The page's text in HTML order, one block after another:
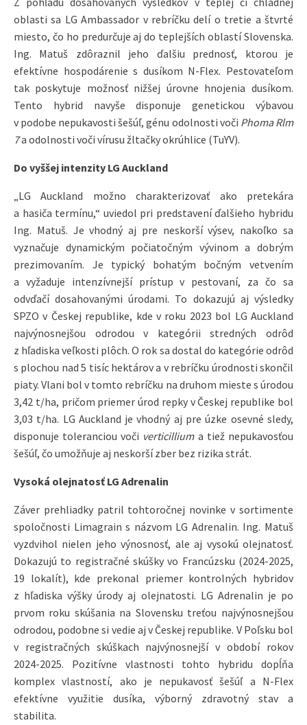
oblasti sa LG Ambassador v rebríčku delí o tretie a štvrté
miesto, čo ho predurčuje aj do teplejších oblastí Slovenska.
Ing. Matuš zdôraznil jeho ďalšiu prednosť, ktorou je
efektívne hospodárenie s dusíkom N-Flex. Pestovateľom
tak poskytuje možnosť nižšej úrovne hnojenia dusíkom.
Tento hybrid navyše disponuje genetickou výbavou
v podobe nepukavosti šešúľ, génu odolnosti voči Phoma Rlm
7a odolnosti voči vírusu žltačky okrúhlice (TuYV).
Do vyššej intenzity LG Auckland
„LG Auckland možno charakterizovať ako pretekára
a hasiča termínu,“ uviedol pri predstavení ďalšieho hybridu
Ing. Matuš. Je vhodný aj pre neskorší výsev, nakoľko sa
vyznačuje dynamickým počiatočným vývinom a dobrým
prezimovaním. Je typický bohatým bočným vetvením
a vyžaduje intenzívnejší prístup v pestovaní, za čo sa
odvďačí dosahovanými úrodami. To dokazujú aj výsledky
SPZO v Českej republike, kde v roku 2023 bol LG Auckland
najvýnosnejšou odrodou v kategórii stredných odrôd
z hľadiska veľkosti plôch. O rok sa dostal do kategórie odrôd
s plochou nad 5 tisíc hektárov a v rebríčku úrodnosti skončil
piaty. Vlani bol v tomto rebríčku na druhom mieste s úrodou
3,42 t/ha, pričom priemer úrod repky v Českej republike bol
3,03 t/ha. LG Auckland je vhodný aj pre úzke osevné sledy,
disponuje toleranciou voči verticillium a tiež nepukavosťou
šešúľ, čo umožňuje aj neskorší zber bez rizika strát.
Vysoká olejnatosť LG Adrenalin
Záver prehliadky patril tohtoročnej novinke v sortimente
spoločnosti Limagrain s názvom LG Adrenalin. Ing. Matuš
vyzdvihol nielen jeho výnosnosť, ale aj vysokú olejnatosť.
Dokazujú to registračné skúšky vo Francúzsku (2024-2025,
19 lokalít), kde prekonal priemer kontrolných hybridov
z hľadiska výšky úrody aj olejnatosti. LG Adrenalin je po
prvom roku skúšania na Slovensku treťou najvýnosnejšou
odrodou, podobne si vedie aj v Českej republike. V Poľsku bol
v registračných skúškach najvýnosnejší v období rokov
2024-2025. Pozitívne vlastnosti tohto hybridu dopĺňa
komplex vlastností, ako je nepukavosť šešúľ a N-Flex
efektívne využitie dusíka, výborný zdravotný stav a
stabilita.